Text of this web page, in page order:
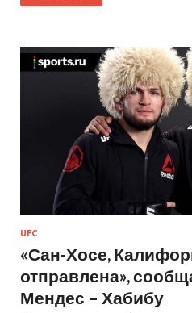
UFC
«Сан-Хосе,
отправлена»,
Мендес – Хабибу